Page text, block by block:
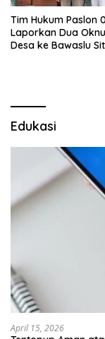
Tim Hukum Paslon
Laporkan Dua
Desa ke Bawaslu
Edukasi
April 15, 2026